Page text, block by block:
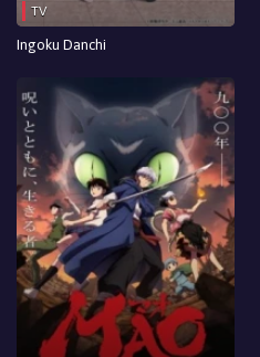
TV
Ingoku Danchi